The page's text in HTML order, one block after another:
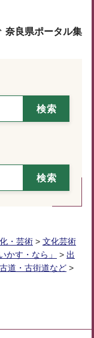
奈良県ポータル集
・芸術 > 文化芸術
かす・なら」 > 出
古道・古街道など >